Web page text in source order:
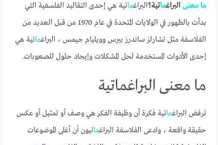
ما معنى البراغماتية؟البراغماتية هي إحدى التقاليد الفلسفية التي
بدأت بالظهور في الولايات المتحدة في عام 1970 من قبل العديد من
الفلاسفة مثل تشارلز ساندرز بيرس وويليام جيمس ، البراغماتية هي
إحدى الأدوات المستخدمة لحل المشكلات وإيجاد حلول للصعوبات.
ما معنى البراغماتية
ترفض البراغماتية فكرة أن وظيفة الفكر هي وصف أو تمثيل أو عكس
حقيقة واقعة ، وادعى الفلاسفة البراغماتيون أن أغلى الموضوعات